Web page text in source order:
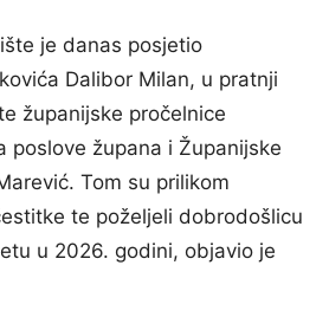
je danas posjetio
Dalibor Milan, u pratnji
županijske pročelnice
poslove župana i Županijske
Tom su prilikom
te poželjeli dobrodošlicu
u 2026. godini, objavio je